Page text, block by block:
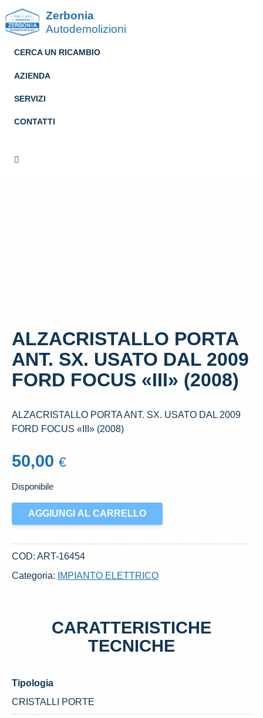
Zerbonia
Autodemolizioni
CERCA UN RICAMBIO
AZIENDA
SERVIZI
CONTATTI
ALZACRISTALLO PORTA
ANT. SX. USATO DAL 2009
FORD FOCUS «III» (2008)
ALZACRISTALLO PORTA ANT. SX. USATO DAL 2009
FORD FOCUS «III» (2008)
50,00 €
Disponibile
ALZACRISTALLO
PORTA
SX.
AGGIUNGI AL CARRELLO
COD: ART-16454
Categoria:
IMPIANTO ELETTRICO
CARATTERISTICHE
TECNICHE
Tipologia
CRISTALLI PORTE